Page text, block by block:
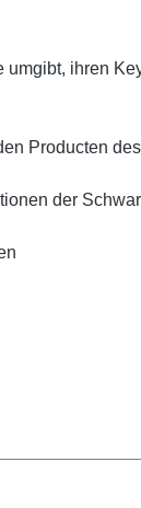
ihren
Producten
der